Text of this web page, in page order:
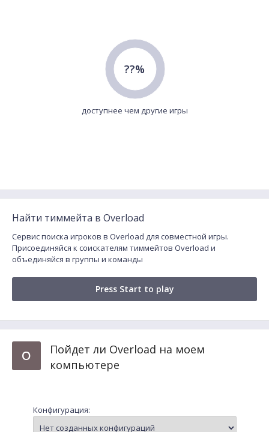
??%
доступнее чем другие игры
Найти тиммейта в Overload
Сервис поиска игроков в Overload для совместной игры.
Присоединяйся к соискателям тиммейтов Overload и
объединяйся в группы и команды
Press Start to play
O
Пойдет ли Overload на моем
компьютере
Конфигурация: